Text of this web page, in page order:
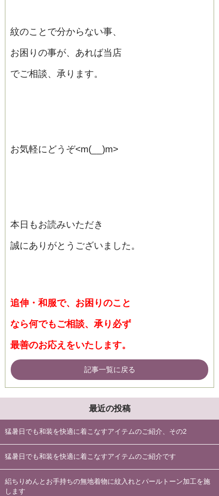
紋のことで分からない事、
お困りの事が、あれば当店
でご相談、承ります。
お気軽にどうぞ<m(__)m>
本日もお読みいただき
誠にありがとうございました。
追伸・和服で、お困りのこと
なら何でもご相談、承り必ず
最善のお応えをいたします。
記事一覧に戻る
最近の投稿
猛暑日でも和装を快適に着こなすアイテムのご紹介、その2
猛暑日でも和装を快適に着こなすアイテムのご紹介です
絽ちりめんとお手持ちの無地着物に紋入れとパールトーン加工を施
します